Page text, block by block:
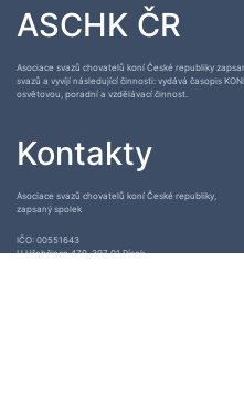
ASCHK ČR
Asociace svazů chovatelů koní České republiky
svazů a vyvíjí následující činnosti: vydává časopis
osvětovou, poradní a vzdělávací činnost.
Kontakty
Asociace svazů chovatelů koní České republiky,
zapsaný spolek
IČO: 00551643
U Hřebčince 479, 397 01 Písek